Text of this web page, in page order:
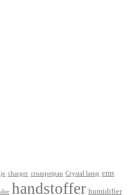
charger crumpetpan Crystal lamp ems
handstoffer humidifier